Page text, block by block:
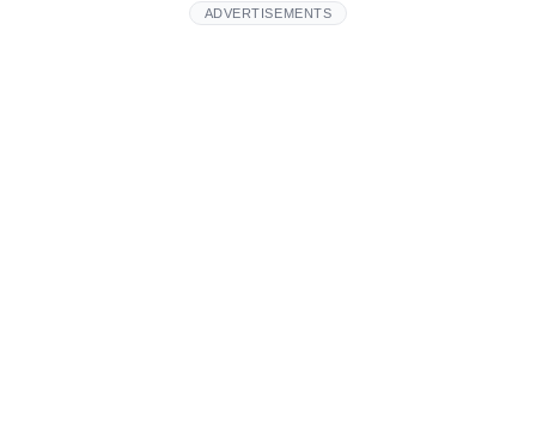
ADVERTISEMENTS